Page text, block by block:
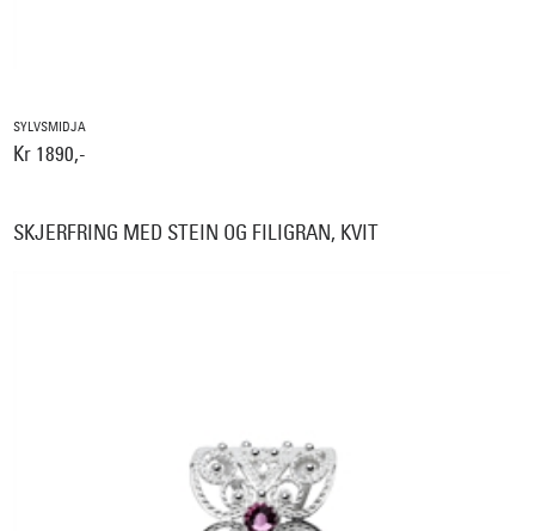
SYLVSMIDJA
Kr 1890,-
SKJERFRING MED STEIN OG FILIGRAN, KVIT